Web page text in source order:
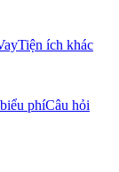
Tiện ích khác
phíCâu hỏi